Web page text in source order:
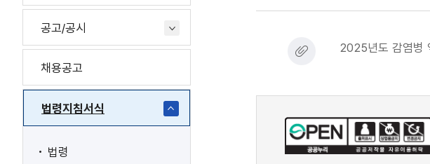
공고/공시
채용공고
법령지침서식
법령
2025년도 감염병